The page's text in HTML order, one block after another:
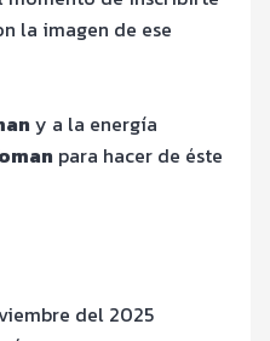
la imagen de ese
y a la energía
para hacer de éste
del 2025